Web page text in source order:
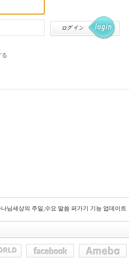
る
나님세상의 주일,수요 말씀 퍼가기 기능 업데이트